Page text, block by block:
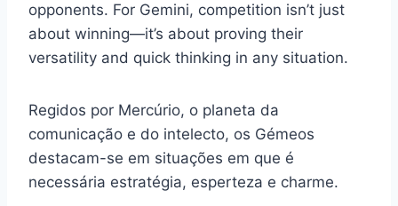
opponents. For Gemini, competition isn’t just
about winning—it’s about proving their
versatility and quick thinking in any situation.
Regidos por Mercúrio, o planeta da
comunicação e do intelecto, os Gémeos
destacam-se em situações em que é
necessária estratégia, esperteza e charme.